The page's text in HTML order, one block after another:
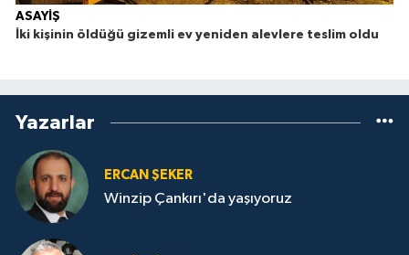
ASAYİŞ
İki kişinin öldüğü gizemli ev yeniden alevlere teslim oldu
Yazarlar
ERCAN ŞEKER
Winzip Çankırı'da yaşıyoruz